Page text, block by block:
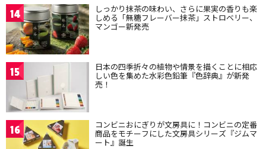
14 しっかり抹茶の味わい、さらに果実の香りも楽
しめる「無糖フレーバー抹茶」ストロベリー、
マンゴー新発売
15 日本の四季折々の植物や情景を描くことに相応
しい色を集めた水彩色鉛筆『色辞典』が新発
売！
16 コンビニおにぎりが文房具に！コンビニの定番
商品をモチーフにした文房具シリーズ『ジムマ
ート』誕生